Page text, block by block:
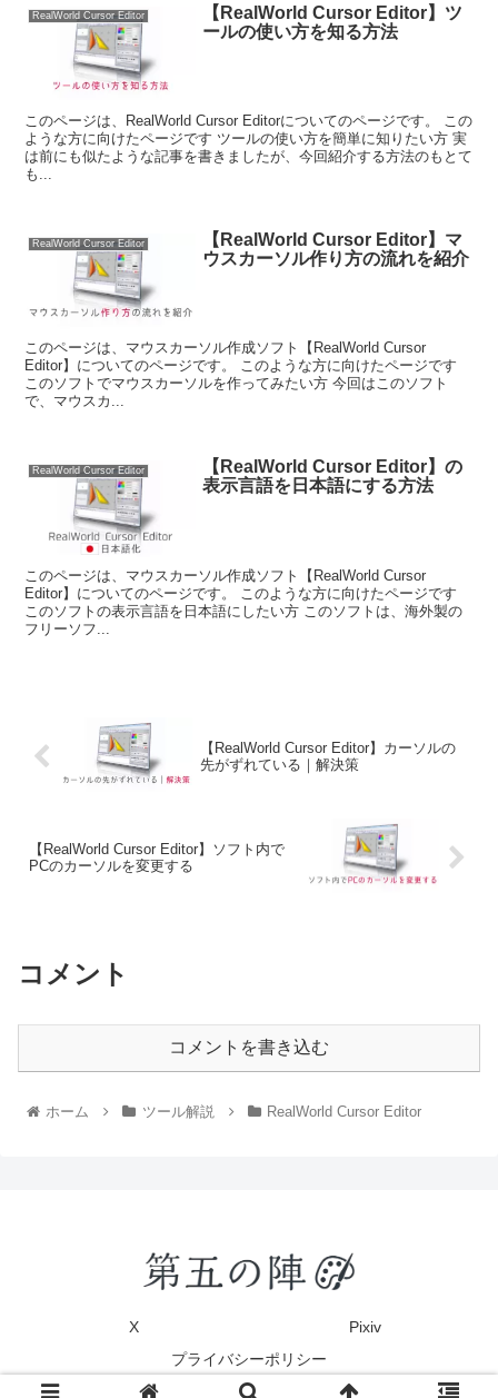
RealWorld Cursor Editor
【RealWorld Cursor Editor】ツ
ールの使い方を知る方法
このページは、RealWorld Cursor Editorについてのページです。 この
ような方に向けたページです ツールの使い方を簡単に知りたい方 実
は前にも似たような記事を書きましたが、今回紹介する方法のもとて
も...
RealWorld Cursor Editor
【RealWorld Cursor Editor】マ
ウスカーソル作り方の流れを紹介
このページは、マウスカーソル作成ソフト【RealWorld Cursor
Editor】についてのページです。 このような方に向けたページです
このソフトでマウスカーソルを作ってみたい方 今回はこのソフト
で、マウスカ...
RealWorld Cursor Editor
【RealWorld Cursor Editor】の
表示言語を日本語にする方法
このページは、マウスカーソル作成ソフト【RealWorld Cursor
Editor】についてのページです。 このような方に向けたページです
このソフトの表示言語を日本語にしたい方 このソフトは、海外製の
フリーソフ...
【RealWorld Cursor Editor】カーソルの
先がずれている｜解決策
【RealWorld Cursor Editor】ソフト内で
PCのカーソルを変更する
コメント
コメントを書き込む
ホーム ツール解説 RealWorld Cursor Editor
X
Pixiv
プライバシーポリシー